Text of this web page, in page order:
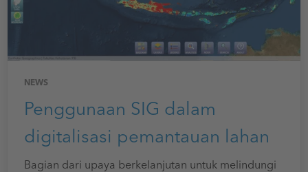
NEWS
Penggunaan SIG dalam
digitalisasi pemantauan lahan
Bagian dari upaya berkelanjutan untuk melindungi